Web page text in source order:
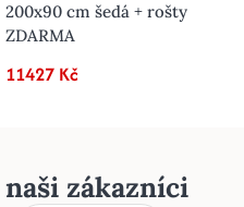
200x90 cm šedá + rošty
ZDARMA
11427 Kč
zákazníci